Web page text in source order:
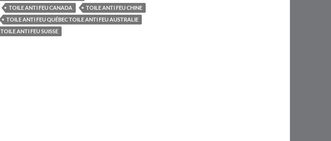
TOILE ANTI FEU CANADA
TOILE ANTI FEU CHINE
TOILE ANTI FEU QUÉBEC TOILE ANTI FEU AUSTRALIE
TOILE ANTI FEU SUISSE